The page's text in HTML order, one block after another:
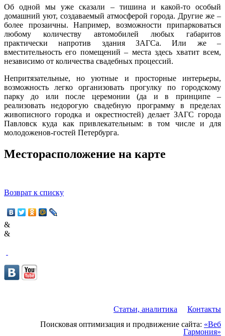
Об одной мы уже сказали – тишина и какой-то особый
домашний уют, создаваемый атмосферой города. Другие же –
более прозаичны. Например, возможности припарковаться
любому количеству автомобилей любых габаритов
практически напротив здания ЗАГСа. Или же –
вместительность его помещений – места здесь хватит всем,
независимо от количества свадебных процессий.
Непритязательные, но уютные и просторные интерьеры,
возможность легко организовать прогулку по городскому
парку до или после церемонии (да и в принципе –
реализовать недорогую свадебную программу в пределах
живописного городка и окрестностей) делает ЗАГС города
Павловск куда как привлекательным: в том числе и для
молодоженов-гостей Петербурга.
Месторасположение на карте
Возврат к списку
&
&
Статьи, аналитика
Контакты
Поисковая оптимизация и продвижение сайта: «Веб
Гармония»